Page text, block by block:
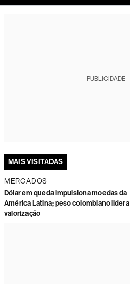
PUBLICIDADE
MAIS VISITADAS
MERCADOS
Dólar em queda impulsiona moedas da
América Latina; peso colombiano lidera
valorização